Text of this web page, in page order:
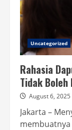
Uncategorized
Rahasia
Tidak Boleh
August 6, 2025
Jakarta –